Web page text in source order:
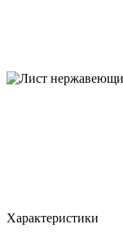
Характеристики